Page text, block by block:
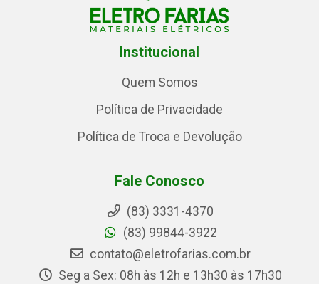
Institucional
Quem Somos
Política de Privacidade
Política de Troca e Devolução
Fale Conosco
(83) 3331-4370
(83) 99844-3922
contato@eletrofarias.com.br
Seg a Sex: 08h às 12h e 13h30 às 17h30